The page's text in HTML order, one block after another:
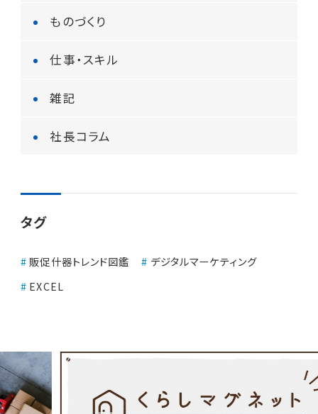
ものづくり
仕事・スキル
雑記
社長コラム
タグ
販促什器トレンド図鑑
デジタルマーケティング
EXCEL